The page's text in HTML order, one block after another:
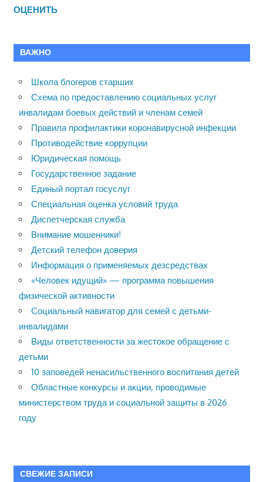
ОЦЕНИТЬ
ВАЖНО
Школа блогеров старших
Схема по предоставлению социальных услуг
инвалидам боевых действий и членам семей
Правила профилактики коронавирусной инфекции
Противодействие коррупции
Юридическая помощь
Государственное задание
Единый портал госуслуг
Специальная оценка условий труда
Диспетчерская служба
Внимание мошенники!
Детский телефон доверия
Информация о применяемых дезсредствах
«Человек идущий» — программа повышения
физической активности
Социальный навигатор для семей с детьми-
инвалидами
Виды ответственности за жестокое обращение с
детьми
10 заповедей ненасильственного воспитания детей
Областные конкурсы и акции, проводимые
министерством труда и социальной защиты в 2026
году
СВЕЖИЕ ЗАПИСИ